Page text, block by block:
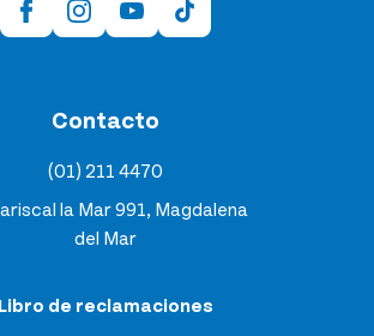
Contacto
(01) 211 4470
la Mar 991, Magdalena
del Mar
Libro de reclamaciones